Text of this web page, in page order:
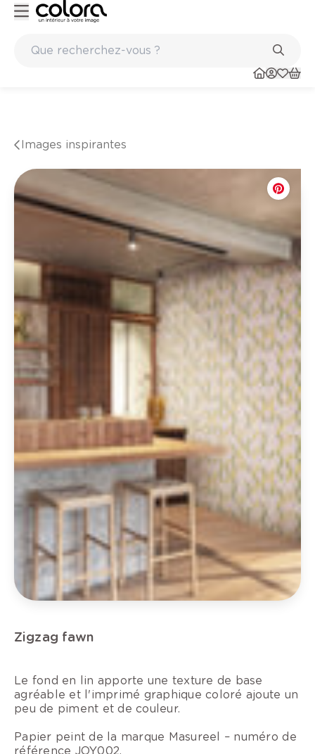
Images inspirantes
Zigzag fawn
Le fond en lin apporte une texture de base
agréable et l'imprimé graphique coloré ajoute un
peu de piment et de couleur.
Papier peint de la marque Masureel – numéro de
référence JOY002.